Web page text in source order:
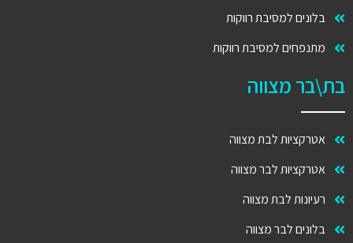
בלונים למסיבת רווקות
מתנפחים למסיבת רווקות
בת\בר מצווה
אטרקציות לבת מצווה
אטרקציות לבר מצווה
רעיונות לבת מצווה
בלונים לבר מצווה